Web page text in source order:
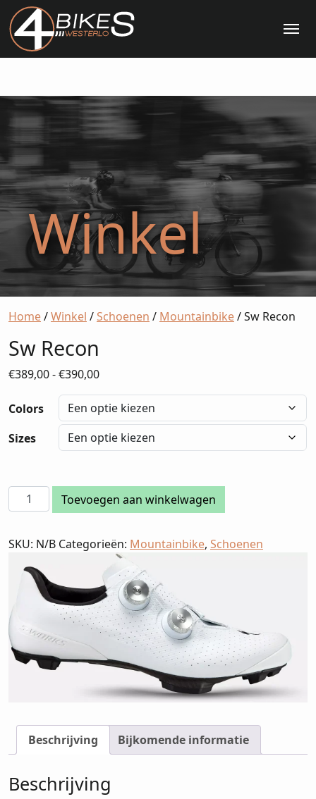
Winkel
Home/Winkel /Schoenen / Mountainbike/ Sw Recon
Sw Recon
€389,00-€390,00Prijsklasse:
tot
€390,00
Colors
Sizes
Recon
Toevoegen aan winkelwagen
SKU: N/B Categorieën: Mountainbike, Schoenen
Beschrijving Bijkomende informatie
Beschrijving